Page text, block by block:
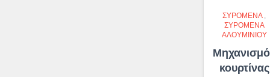
ΣΥΡΌΜΕΝΑ,
ΣΥΡΌΜΕΝΑ
ΑΛΟΥΜΙΝΊΟΥ
κουρτίνας